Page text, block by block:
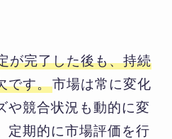
が完了した後も、持続
です。市場は常に変化
や競合状況も動的に変
定期的に市場評価を行